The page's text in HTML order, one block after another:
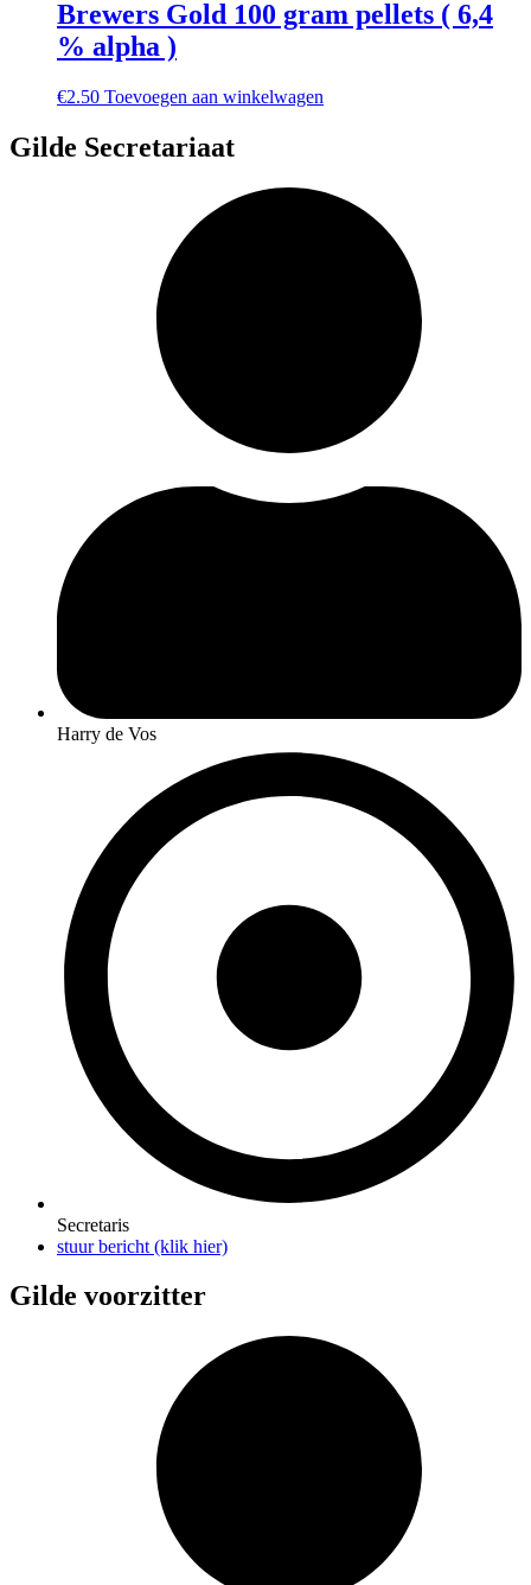
Brewers Gold 100 gram pellets ( 6,4
% alpha )
€2.50 Toevoegen aan winkelwagen
Gilde Secretariaat
Harry de Vos
Secretaris
stuur bericht (klik hier)
Gilde voorzitter